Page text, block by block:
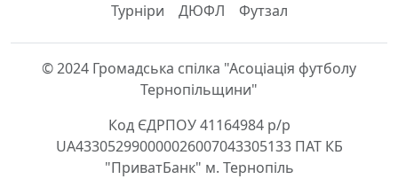
Турніри
ДЮФЛ Футзал
© 2024 Громадська спілка "Асоціація футболу
Тернопільщини"
Код ЄДРПОУ 41164984 р/р
UA433052990000026007043305133 ПАТ КБ
"ПриватБанк" м. Тернопіль